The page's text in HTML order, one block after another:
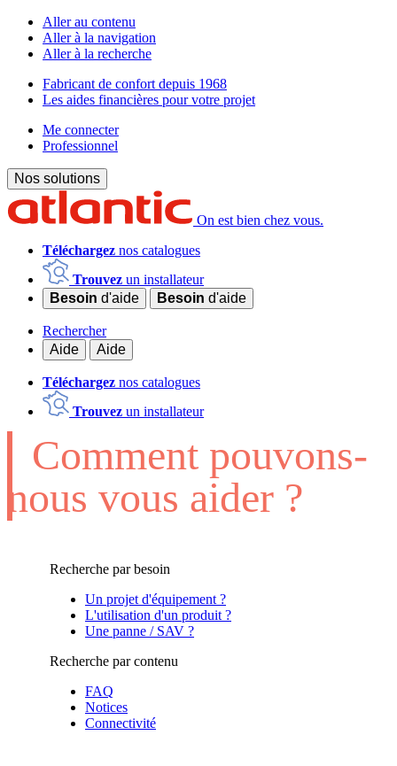
Aller au contenu
Aller à la navigation
Aller à la recherche
Fabricant de confort depuis 1968
Les aides financières pour votre projet
Me connecter
Professionnel
Nos solutions
On est bien chez vous.
Téléchargez nos catalogues
Trouvez un installateur
Besoin d'aide Besoin d'aide
Rechercher
Aide
Aide
Téléchargez nos catalogues
Trouvez un installateur
Comment pouvons-
nous vous aider ?
Recherche par besoin
Un projet d'équipement ?
L'utilisation d'un produit ?
Une panne / SAV ?
Recherche par contenu
FAQ
Notices
Connectivité